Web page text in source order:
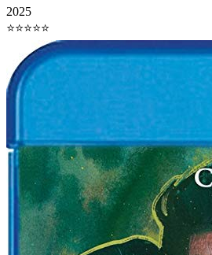
2025
⭐⭐⭐⭐⭐